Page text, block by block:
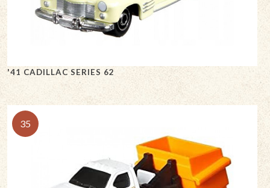
'41 CADILLAC SERIES 62
35